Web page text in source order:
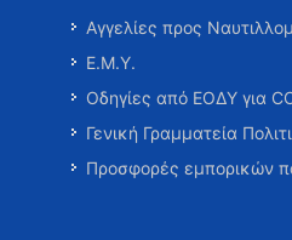
Αγγελίες προς
Ε.Μ.Υ.
Οδηγίες από ΕΟΔΥ για
Γενική Γραμματεία
Προσφορές εμπορικών